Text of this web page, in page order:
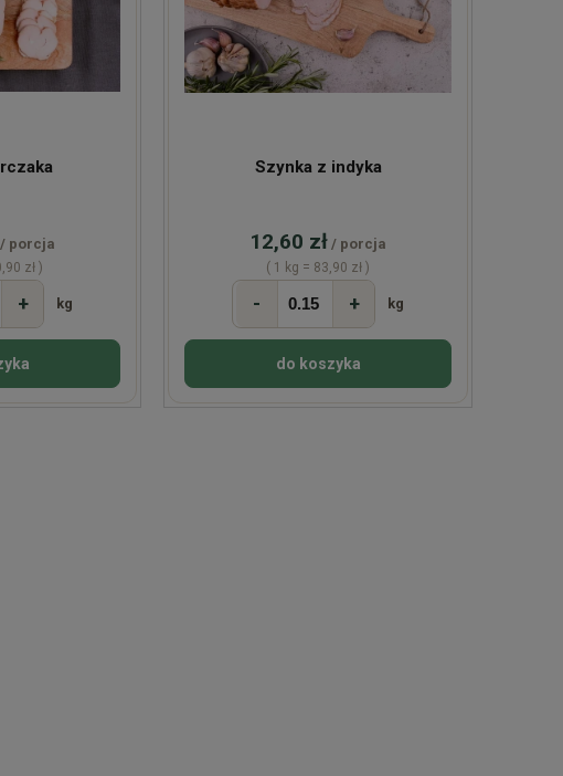
/ porcja
zł )
+ kg
Szynka z indyka
12,60 zł / porcja
( 1 kg = 83,90 zł )
- + kg
do koszyka